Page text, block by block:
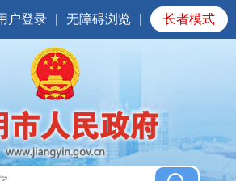
户登录 无障碍浏览 长者模式